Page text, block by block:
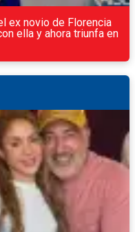
ex novio de Florencia
ella y ahora triunfa en